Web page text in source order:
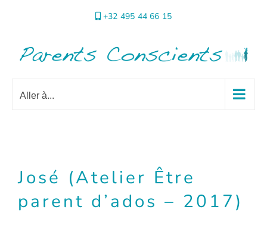
+32 495 44 66 15
Aller à...
José (Atelier Être
parent d’ados – 2017)